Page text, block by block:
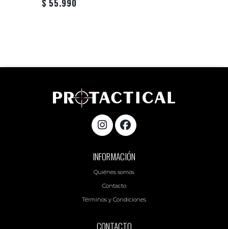
$ 55.990
INFORMACIÓN
Quiénes somos
Contacto
Términos y Condiciones
CONTACTO